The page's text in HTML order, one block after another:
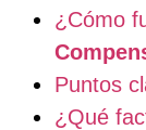
¿Cómo
Puntos
¿Qué